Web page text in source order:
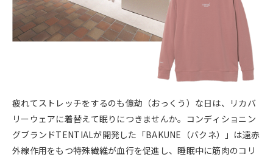
疲れてストレッチをするのも億劫（おっくう）な日は、リカバ
リーウェアに着替えて眠りにつきませんか。コンディショニン
グブランドTENTIALが開発した「BAKUNE（バクネ）」は遠赤
外線作用をもつ特殊繊維が血行を促進し、睡眠中に筋肉のコリ